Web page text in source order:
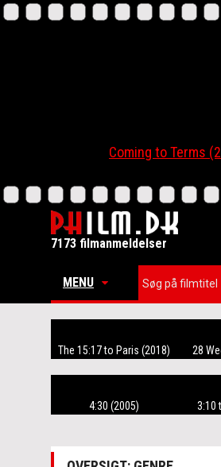
Coming to Terms
7173 filmanmeldelser
MENU
The 15:17 to Paris (2018) 28
4:30 (2005) 3:10